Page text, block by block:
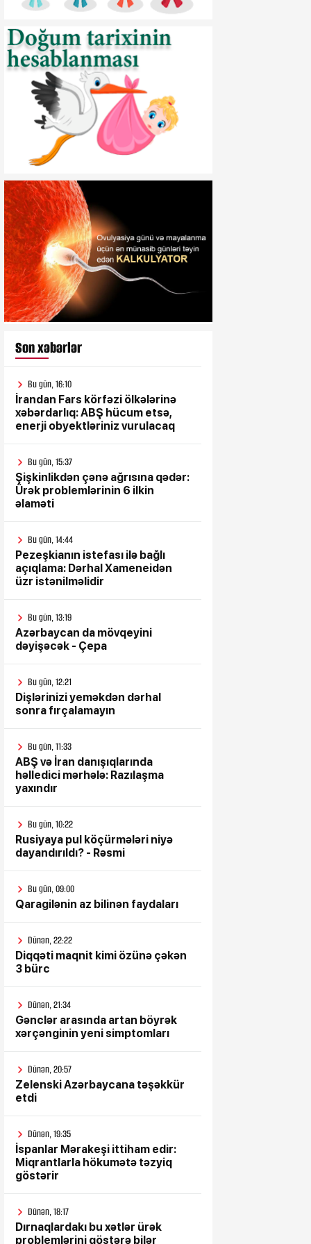
Son xəbərlər
Bu gün, 16:10
İrandan Fars körfəzi ölkələrinə
xəbərdarlıq: ABŞ hücum etsə,
enerji obyektləriniz vurulacaq
Bu gün, 15:37
Şişkinlikdən çənə ağrısına qədər:
Ürək problemlərinin 6 ilkin
əlaməti
Bu gün, 14:44
Pezeşkianın istefası ilə bağlı
açıqlama: Dərhal Xameneidən
üzr istənilməlidir
Bu gün, 13:19
Azərbaycan da mövqeyini
dəyişəcək - Çepa
Bu gün, 12:21
Dişlərinizi yeməkdən dərhal
sonra fırçalamayın
Bu gün, 11:33
ABŞ və İran danışıqlarında
həlledici mərhələ: Razılaşma
yaxındır
Bu gün, 10:22
Rusiyaya pul köçürmələri niyə
dayandırıldı? - Rəsmi
Bu gün, 09:00
Qaragilənin az bilinən faydaları
Dünən, 22:22
Diqqəti maqnit kimi özünə çəkən
3 bürc
Dünən, 21:34
Gənclər arasında artan böyrək
xərçənginin yeni simptomları
Dünən, 20:57
Zelenski Azərbaycana təşəkkür
etdi
Dünən, 19:35
İspanlar Mərakeşi ittiham edir:
Miqrantlarla hökumətə təzyiq
göstərir
Dünən, 18:17
Dırnaqlardakı bu xətlər ürək
problemlərini göstərə bilər